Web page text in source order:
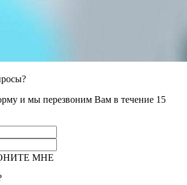
и мы перезвоним Вам в течение 15
МНЕ